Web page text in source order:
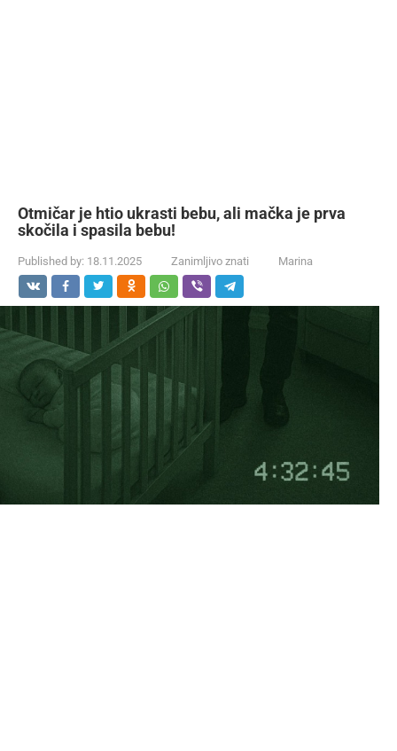
Otmičar je htio ukrasti bebu, ali mačka je prva
skočila i spasila bebu!
Published by: 18.11.2025 Zanimljivo znati Marina